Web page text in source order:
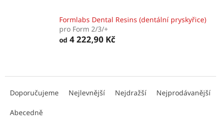
Formlabs Dental Resins (dentální pryskyřice)
pro Form 2/3/+
od 4 222,90 Kč
Doporučujeme Nejlevnější Nejdražší Nejprodávanější
Abecedně